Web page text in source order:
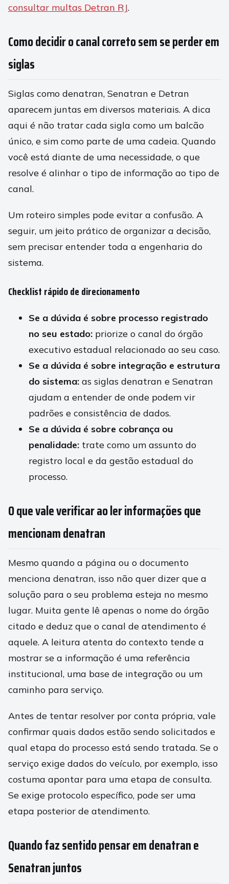
consultar multas Detran RJ.
Como decidir o canal correto sem se perder em
siglas
Siglas como denatran, Senatran e Detran
aparecem juntas em diversos materiais. A dica
aqui é não tratar cada sigla como um balcão
único, e sim como parte de uma cadeia. Quando
você está diante de uma necessidade, o que
resolve é alinhar o tipo de informação ao tipo de
canal.
Um roteiro simples pode evitar a confusão. A
seguir, um jeito prático de organizar a decisão,
sem precisar entender toda a engenharia do
sistema.
Checklist rápido de direcionamento
Se a dúvida é sobre processo registrado
no seu estado: priorize o canal do órgão
executivo estadual relacionado ao seu caso.
Se a dúvida é sobre integração e estrutura
do sistema: as siglas denatran e Senatran
ajudam a entender de onde podem vir
padrões e consistência de dados.
Se a dúvida é sobre cobrança ou
penalidade: trate como um assunto do
registro local e da gestão estadual do
processo.
O que vale verificar ao ler informações que
mencionam denatran
Mesmo quando a página ou o documento
menciona denatran, isso não quer dizer que a
solução para o seu problema esteja no mesmo
lugar. Muita gente lê apenas o nome do órgão
citado e deduz que o canal de atendimento é
aquele. A leitura atenta do contexto tende a
mostrar se a informação é uma referência
institucional, uma base de integração ou um
caminho para serviço.
Antes de tentar resolver por conta própria, vale
confirmar quais dados estão sendo solicitados e
qual etapa do processo está sendo tratada. Se o
serviço exige dados do veículo, por exemplo, isso
costuma apontar para uma etapa de consulta.
Se exige protocolo específico, pode ser uma
etapa posterior de atendimento.
Quando faz sentido pensar em denatran e
Senatran juntos